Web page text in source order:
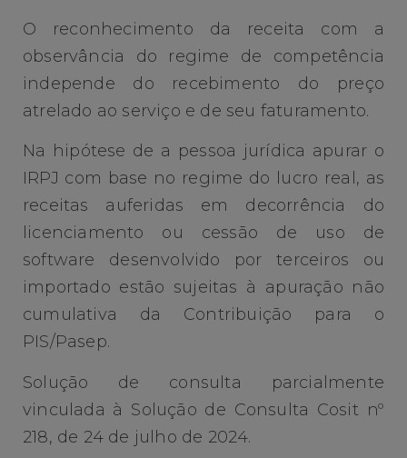
O reconhecimento da receita com a
observância do regime de competência
independe do recebimento do preço
atrelado ao serviço e de seu faturamento.
Na hipótese de a pessoa jurídica apurar o
IRPJ com base no regime do lucro real, as
receitas auferidas em decorrência do
licenciamento ou cessão de uso de
software desenvolvido por terceiros ou
importado estão sujeitas à apuração não
cumulativa da Contribuição para o
PIS/Pasep.
Solução de consulta parcialmente
vinculada à Solução de Consulta Cosit nº
218, de 24 de julho de 2024.